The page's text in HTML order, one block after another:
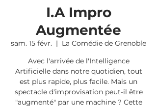
I.A Impro
Augmentée
sam. 15 févr.
  |
La Comédie de Grenoble
Avec l'arrivée de l'Intelligence
Artificielle dans notre quotidien, tout
est plus rapide, plus facile. Mais un
spectacle d'improvisation peut-il être
"augmenté" par une machine ? Cette